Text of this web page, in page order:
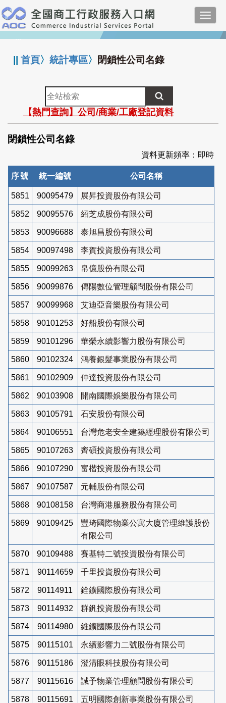
跳
到
主
要
:::
||首頁〉統計專區〉 閉鎖性公司名錄
全
站
檢
索
【熱門查詢】公司/商業/工廠登記資料
閉鎖性公司名錄
資料更新頻率：即時
序號 統一編號 公司名稱
5851 90095479 展昇投資股份有限公司
5852 90095576 紹芝成股份有限公司
5853 90096688 泰旭昌股份有限公司
5854 90097498 李賀投資股份有限公司
5855 90099263 帛億股份有限公司
5856 90099876 傳陽數位管理顧問股份有限公司
5857 90099968 艾迪亞音樂股份有限公司
5858 90101253 好船股份有限公司
5859 90101296 華榮永續影響力股份有限公司
5860 90102324 鴻養銀髮事業股份有限公司
5861 90102909 仲達投資股份有限公司
5862 90103908 開南國際娛樂股份有限公司
5863 90105791 石安股份有限公司
5864 90106551 台灣危老安全建築經理股份有限公司
5865 90107263 齊碩投資股份有限公司
5866 90107290 富楷投資股份有限公司
5867 90107587 元輔股份有限公司
5868 90108158 台灣商港服務股份有限公司
5869 90109425
豐琦國際物業公寓大廈管理維護股份
有限公司
5870 90109488 賽基特二號投資股份有限公司
5871 90114659 千里投資股份有限公司
5872 90114911 銓鑛國際股份有限公司
5873 90114932 群釩投資股份有限公司
5874 90114980 維鑛國際股份有限公司
5875 90115101 永續影響力二號股份有限公司
5876 90115186 澄清眼科技股份有限公司
5877 90115616 誠予物業管理顧問股份有限公司
5878 90115691 五明國際創新事業股份有限公司